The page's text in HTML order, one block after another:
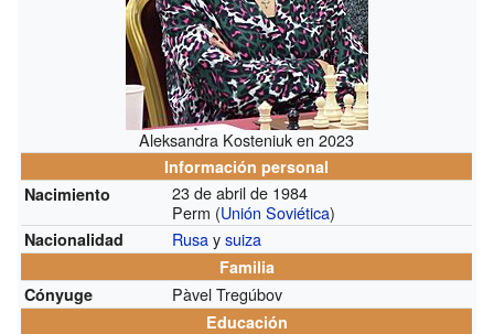
Aleksandra Kosteniuk en 2023
Información personal
Nacimiento
23 de abril de 1984
Perm (Unión Soviética)
Nacionalidad Rusaysuiza
Familia
Cónyuge
Pàvel Tregúbov
Educación